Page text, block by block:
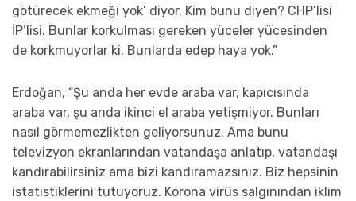
götürecek ekmeği yok’ diyor. Kim bunu diyen? CHP’lisi
İP’lisi. Bunlar korkulması gereken yüceler yücesinden
de korkmuyorlar ki. Bunlarda edep haya yok.”
Erdoğan, “Şu anda her evde araba var, kapıcısında
araba var, şu anda ikinci el araba yetişmiyor. Bunları
nasıl görmemezlikten geliyorsunuz. Ama bunu
televizyon ekranlarından vatandaşa anlatıp, vatandaşı
kandırabilirsiniz ama bizi kandıramazsınız. Biz hepsinin
istatistiklerini tutuyoruz. Korona virüs salgınından iklim